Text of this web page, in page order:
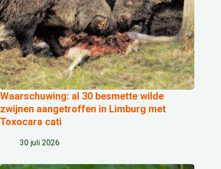
Waarschuwing: al 30 besmette wilde
zwijnen aangetroffen in Limburg met
Toxocara cati
30 juli 2026